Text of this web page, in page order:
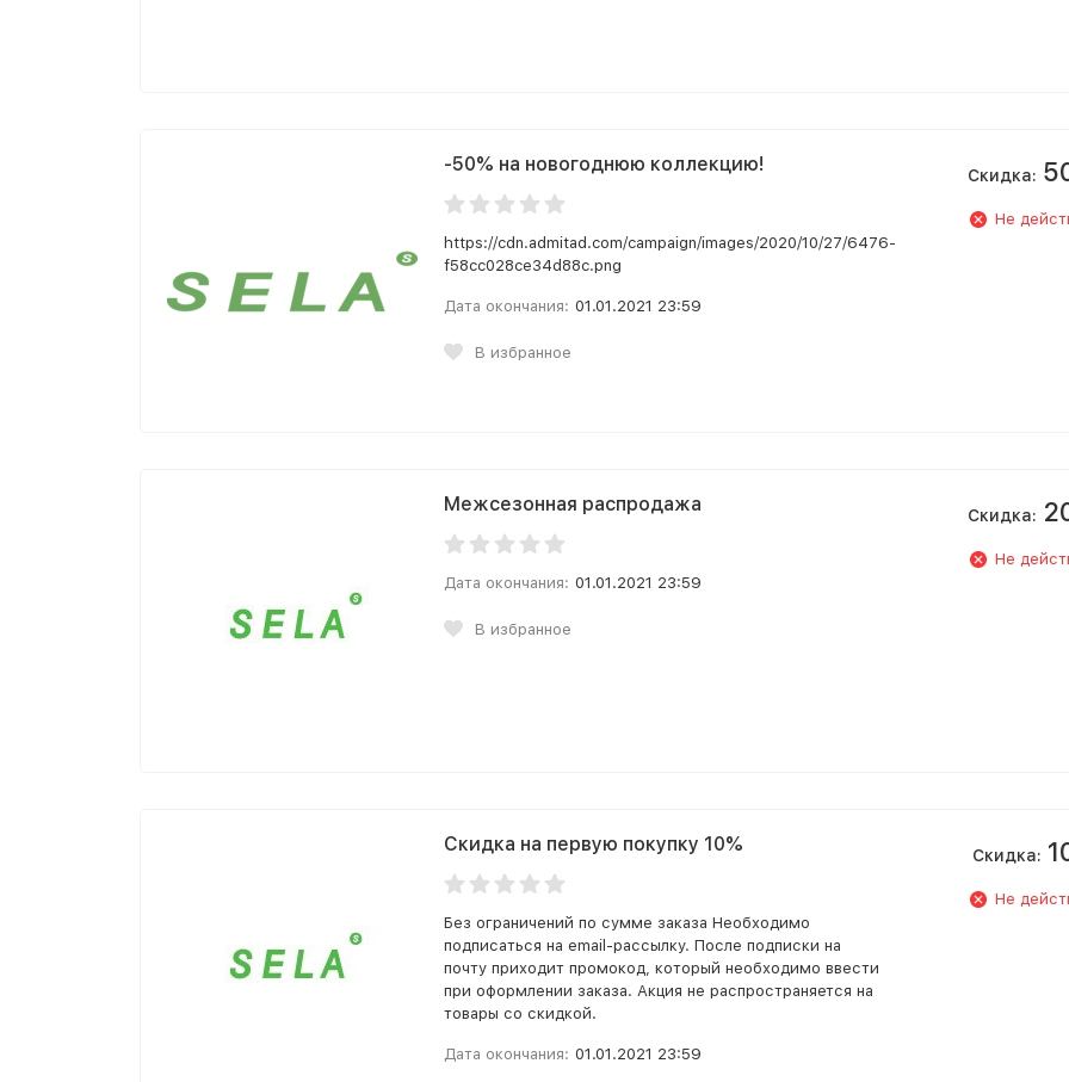
-50% на новогоднюю коллекцию!
https://cdn.admitad.com/campaign/images/2020/10/27/6476-
f58cc028ce34d88c.png
Дата окончания: 01.01.2021 23:59
В избранное
Скидка:
Не
Межсезонная распродажа
Дата окончания: 01.01.2021 23:59
В избранное
Скидка:
Не
Скидка на первую покупку 10%
Без ограничений по сумме заказа Необходимо
подписаться на email-рассылку. После подписки на
почту приходит промокод, который необходимо ввести
при оформлении заказа. Акция не распространяется на
товары со скидкой.
Дата окончания: 01.01.2021 23:59
Скидка:
Не